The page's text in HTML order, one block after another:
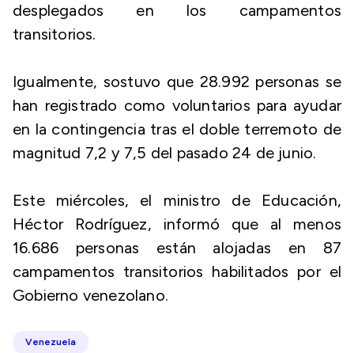
desplegados en los campamentos
transitorios.
Igualmente, sostuvo que 28.992 personas se
han registrado como voluntarios para ayudar
en la contingencia tras el doble terremoto de
magnitud 7,2 y 7,5 del pasado 24 de junio.
Este miércoles, el ministro de Educación,
Héctor Rodríguez, informó que al menos
16.686 personas están alojadas en 87
campamentos transitorios habilitados por el
Gobierno venezolano.
Venezuela